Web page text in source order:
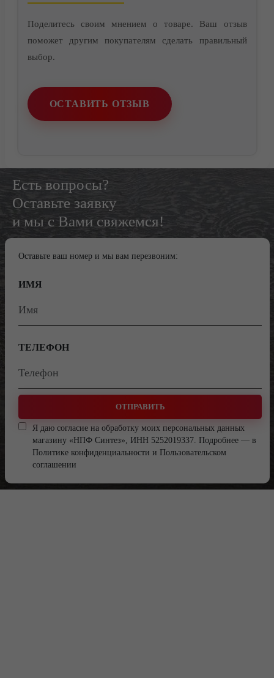
Контакты
Поделитесь своим мнением о товаре. Ваш отзыв
поможет другим покупателям сделать правильный
выбор.
ОСТАВИТЬ ОТЗЫВ
Есть вопросы?
Оставьте заявку
и мы с Вами свяжемся!
Оставьте ваш номер и мы вам перезвоним:
ИМЯ
ТЕЛЕФОН
ОТПРАВИТЬ
Я даю согласие на обработку моих персональных данных
магазину «НПФ Синтез», ИНН 5252019337. Подробнее — в
Политике конфиденциальности и Пользовательском
соглашении